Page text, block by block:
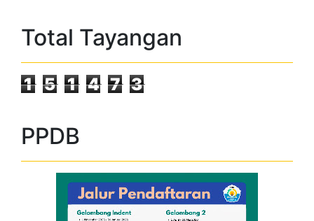
1 5 1 4 7 3